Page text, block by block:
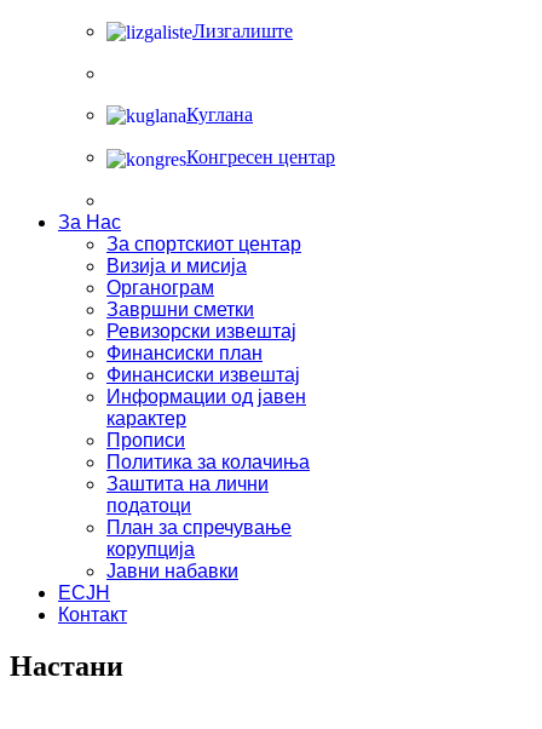
Лизгалиште
Куглана
Конгресен центар
За Нас
За спортскиот центар
Визија и мисија
Органограм
Завршни сметки
Ревизорски извештај
Финансиски план
Финансиски извештај
Информации од јавен
карактер
Прописи
Политика за колачиња
Заштита на лични
податоци
План за спречување
корупција
Јавни набавки
ЕСЈН
Контакт
Настани